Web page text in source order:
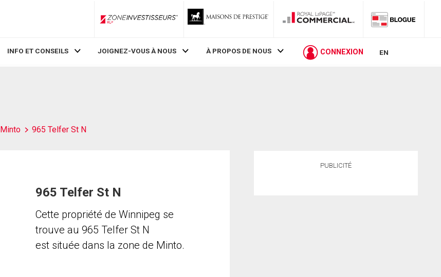
ZoneInvestisseurs RLP
INFO ET CONSEILS JOIGNEZ-VOUS À NOUS À PROPOS DE NOUS CONNEXION EN
Minto 965 Telfer St N
965 Telfer St N
Cette propriété de Winnipeg se
trouve au 965 Telfer St N
est située dans la zone de Minto.
PUBLICITÉ